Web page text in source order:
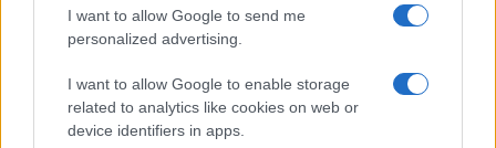
I want to allow Google to send me
personalized advertising.
I want to allow Google to enable storage
related to analytics like cookies on web or
device identifiers in apps.
ΠΑΙΔΑΓΩΓΙΚΟ ΔΕ 232
ΠΑΙΔΑΓΩΓΙΚΟ ΝΗΠΙΑΓΩΓΩΝ 276
ΠΛΗΡΟΦΟΡΙΚΗΣ ΚΑΙ ΤΗΛΕΠ 265 265
ΦΙΛΟΛΟΓΙΑΣ 244